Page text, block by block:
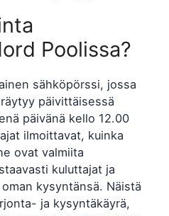
Poolissa?
sähköpörssi, jossa
päivittäisessä
päivänä kello 12.00
ilmoittavat, kuinka
ovat valmiita
kuluttajat ja
kysyntänsä. Näistä
ja kysyntäkäyrä,